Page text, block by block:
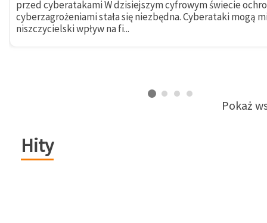
przed cyberatakami W dzisiejszym cyfrowym świecie
cyberzagrożeniami stała się niezbędna. Cyberataki mogą
niszczycielski wpływ na fi...
Pokaż
Hity